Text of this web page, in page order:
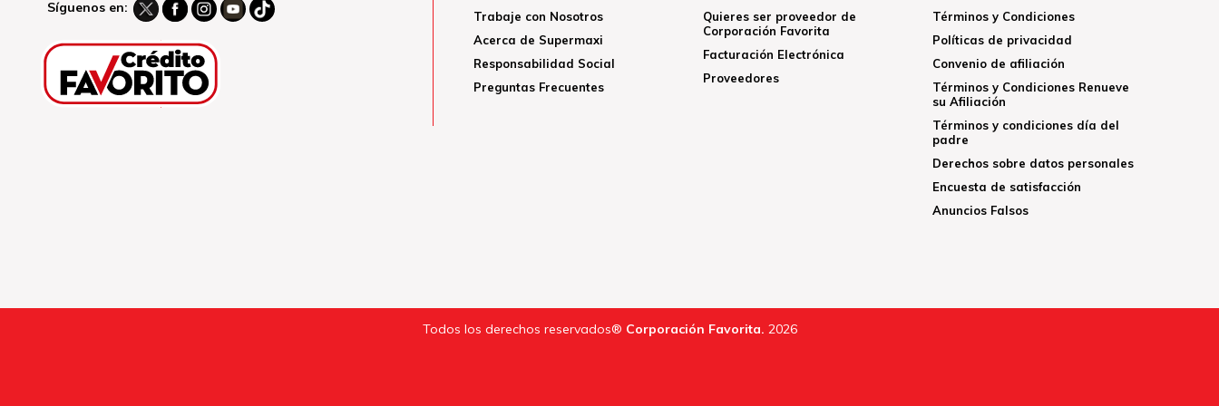
Síguenos en:
Trabaje con Nosotros
Acerca de Supermaxi
Responsabilidad Social
Preguntas Frecuentes
Quieres ser proveedor de
Corporación Favorita
Facturación Electrónica
Proveedores
Términos y Condiciones
Políticas de privacidad
Convenio de afiliación
Términos y Condiciones Renueve
su Afiliación
Términos y condiciones día del
padre
Derechos sobre datos personales
Encuesta de satisfacción
Anuncios Falsos
Todos los derechos reservados® Corporación Favorita. 2026